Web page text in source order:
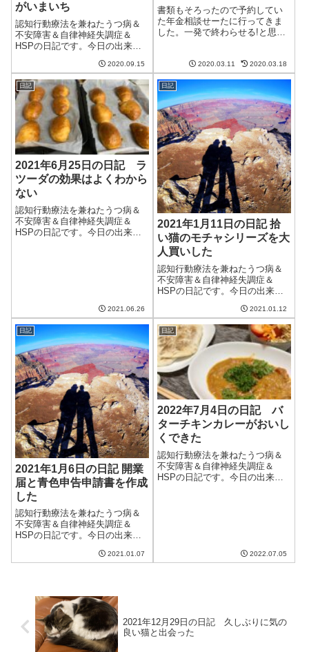
がいまいち
認知行動療法を兼ねたうつ病＆
不安障害＆自律神経失調症＆
HSPの日記です。今日の出来事
の暑さがうそのように涼しくな
った。そのせいか、調子がいま
いち。。。いろいろな変化に敏
感なのがうつ病患者のつらいと
ころ。午前中は妻...
2020.09.15
書類もそろったので予約してい
た年金相談せーたに行ってきま
した。一発で終わらせる!と思っ
約年金相談センターの予約は結
構うまっているらしく、2月に予
約しましたが予約が取れたのは1
か月後の...
2020.03.11 2020.03.18
日記
2021年6月25日の日記 ラ
ツーダの効果はよくわから
ない
認知行動療法を兼ねたうつ病＆
不安障害＆自律神経失調症＆
HSPの日記です。今日の出来事
2021.06.26
日記
2021年1月11日の日記 拾
い猫のモチャシリーズを大
人買いした
認知行動療法を兼ねたうつ病＆
不安障害＆自律神経失調症＆
HSPの日記です。今日の出来事
風はなかったものの、洗濯物が
乾かず、いまいちだった。明日
は雪になるらしい。さらに寒く
なりそうなので気をつけねば。
午前中は妻と散歩...
2021.01.12
日記
2021年1月6日の日記 開業
届と青色申告申請書を作成
した
認知行動療法を兼ねたうつ病＆
不安障害＆自律神経失調症＆
HSPの日記です。今日の出来事
たらと雲が多く、一日中冷たい
ていたのだけど。...
2021.01.07
日記
2022年7月4日の日記 バ
ターチキンカレーがおいし
くできた
認知行動療法を兼ねたうつ病＆
不安障害＆自律神経失調症＆
HSPの日記です。今日の出来事
2022.07.05
2021年12月29日の日記 久しぶりに気の
良い猫と出会った